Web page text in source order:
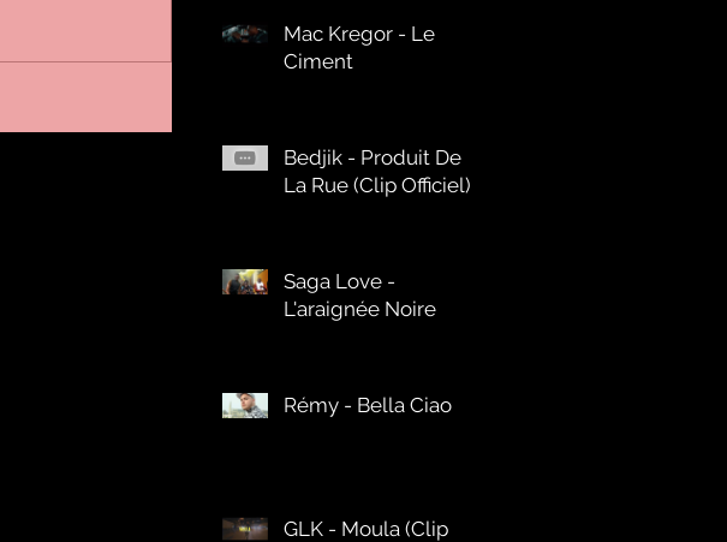
Mac Kregor - Le
Ciment
Bedjik - Produit De
La Rue (Clip Officiel)
Saga Love -
L'araignée Noire
Rémy - Bella Ciao
GLK - Moula (Clip